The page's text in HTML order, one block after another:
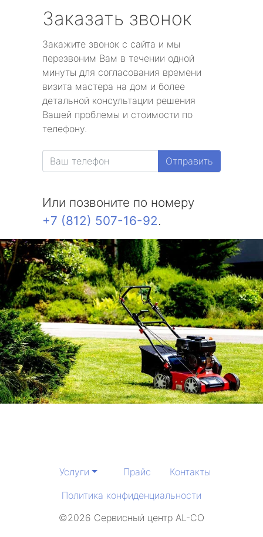
Заказать звонок
Закажите звонок с сайта и мы
перезвоним Вам в течении одной
минуты для согласования времени
визита мастера на дом и более
детальной консультации решения
Вашей проблемы и стоимости по
телефону.
Отправить
Или позвоните по номеру
+7 (812) 507-16-92.
Услуги Прайс
Контакты
Политика конфиденциальности
©2026 Сервисный центр AL-CO